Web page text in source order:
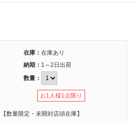
在庫： 在庫あり
納期： 1～2日出荷
数量：
お1人様1点限り
【数量限定・未開封店頭在庫】